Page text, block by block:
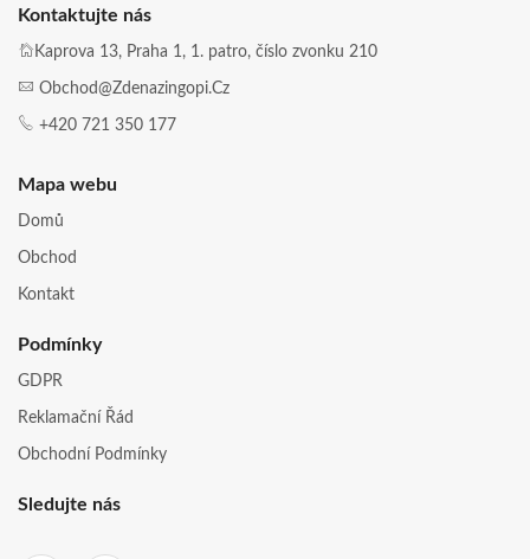
Kontaktujte nás
Kaprova 13, Praha 1, 1. patro, číslo zvonku 210
Obchod@zdenazingopi.cz
+420 721 350 177
Mapa webu
Domů
Obchod
Kontakt
Podmínky
GDPR
Reklamační Řád
Obchodní Podmínky
Sledujte nás